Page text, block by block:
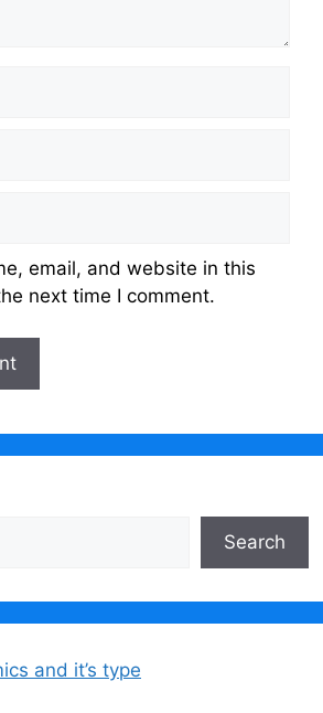
email, and website in this
next time I comment.
Search
and it’s type